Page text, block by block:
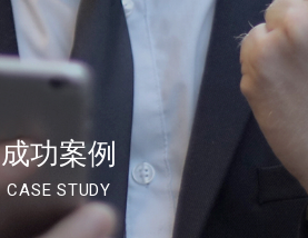
成功案例
CASE STUDY